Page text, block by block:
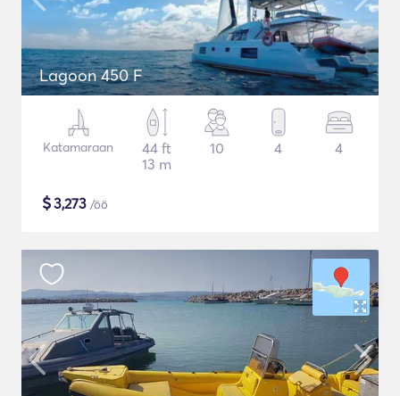
Lagoon 450 F
Katamaraan
44 ft
13 m
10 4 4
$3,273 /öö